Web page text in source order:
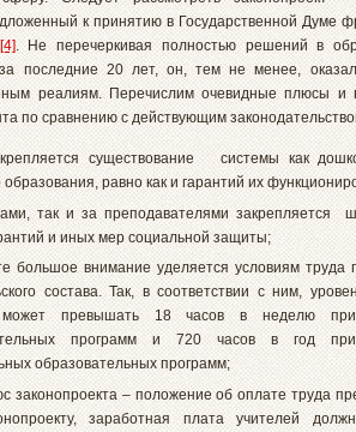
к принятию в Государственной Думе
[4]. Не перечеркивая полностью решений в
последние 20 лет, он, тем не менее,
реалиям. Перечислим очевидные плюсы и
по сравнению с действующим
существование системы как
образования, равно как и гарантий их
так и за преподавателями закрепляется
и иных мер социальной защиты;
большое внимание уделяется условиям труда
состава. Так, в соответствии с ним,
может превышать 18 часов в неделю при
программ и 720 часов в год
образовательных программ;
законопроекта – положение об оплате труда
заработная плата учителей